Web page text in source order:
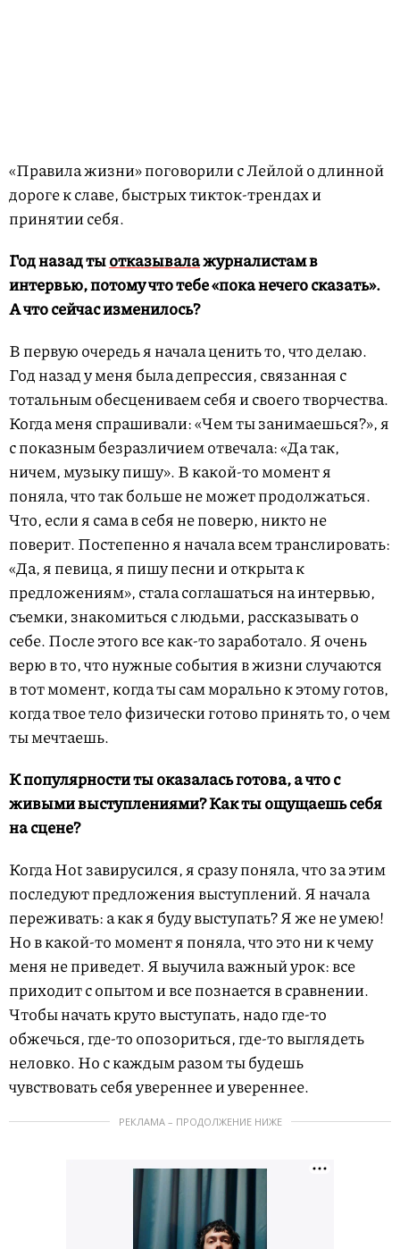
«Правила жизни» поговорили с Лейлой о длинной
дороге к славе, быстрых тикток-трендах и
принятии себя.
Год назад тыотказывалажурналистам в
интервью, потому что тебе «пока нечего сказать».
А что сейчас изменилось?
В первую очередь я начала ценить то, что делаю.
Год назад у меня была депрессия, связанная с
тотальным обесцениваем себя и своего творчества.
Когда меня спрашивали: «Чем ты занимаешься?», я
с показным безразличием отвечала: «Да так,
ничем, музыку пишу». В какой-то момент я
поняла, что так больше не может продолжаться.
Что, если я сама в себя не поверю, никто не
поверит. Постепенно я начала всем транслировать:
«Да, я певица, я пишу песни и открыта к
предложениям», стала соглашаться на интервью,
съемки, знакомиться с людьми, рассказывать о
себе. После этого все как-то заработало. Я очень
верю в то, что нужные события в жизни случаются
в тот момент, когда ты сам морально к этому готов,
когда твое тело физически готово принять то, о чем
ты мечтаешь.
К популярности ты оказалась готова, а что с
живыми выступлениями? Как ты ощущаешь себя
на сцене?
Когда Hot завирусился, я сразу поняла, что за этим
последуют предложения выступлений. Я начала
переживать: а как я буду выступать? Я же не умею!
Но в какой-то момент я поняла, что это ни к чему
меня не приведет. Я выучила важный урок: все
приходит с опытом и все познается в сравнении.
Чтобы начать круто выступать, надо где-то
обжечься, где-то опозориться, где-то выглядеть
неловко. Но с каждым разом ты будешь
чувствовать себя увереннее и увереннее.
РЕКЛАМА – ПРОДОЛЖЕНИЕ НИЖЕ